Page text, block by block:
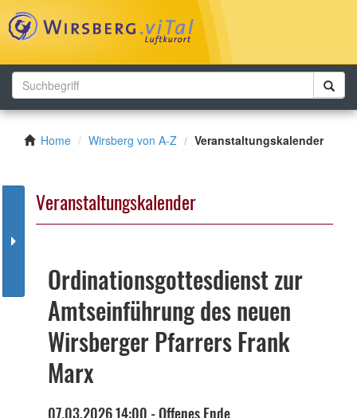
Home Wirsberg von A-Z Veranstaltungskalender
Veranstaltungskalender
Ordinationsgottesdienst zur
Amtseinführung des neuen
Wirsberger Pfarrers Frank
Marx
07.03.2026 14:00 - Offenes Ende